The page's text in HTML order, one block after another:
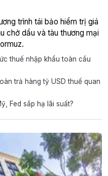
trình tái bảo hiểm trị giá
chở dầu và tàu thương mại
thuế nhập khẩu toàn cầu
trả hàng tỷ USD thuế quan
Fed sắp hạ lãi suất?